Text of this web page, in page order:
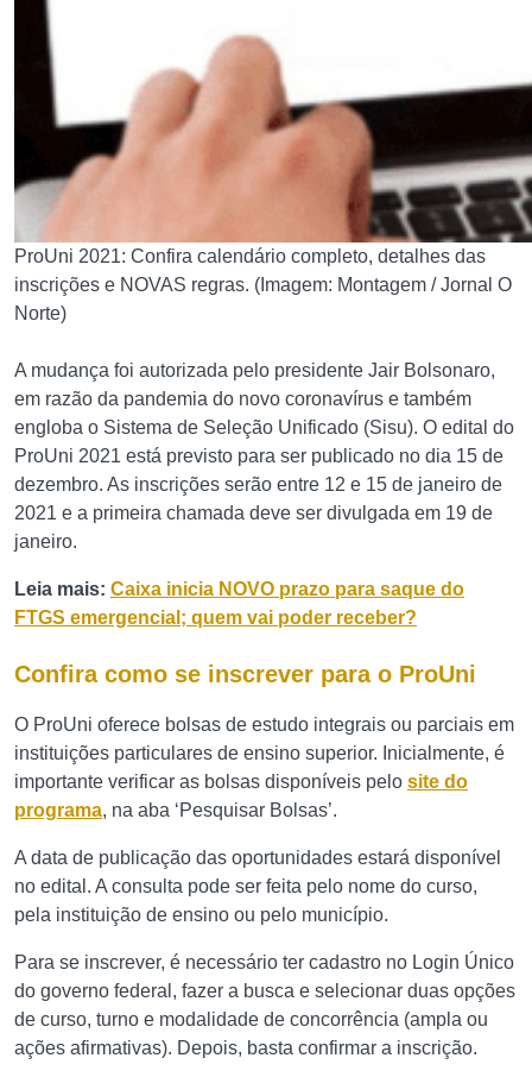
ProUni 2021: Confira calendário completo, detalhes das
inscrições e NOVAS regras. (Imagem: Montagem / Jornal O
Norte)
A mudança foi autorizada pelo presidente Jair Bolsonaro,
em razão da pandemia do novo coronavírus e também
engloba o Sistema de Seleção Unificado (Sisu). O edital do
ProUni 2021 está previsto para ser publicado no dia 15 de
dezembro. As inscrições serão entre 12 e 15 de janeiro de
2021 e a primeira chamada deve ser divulgada em 19 de
janeiro.
Leia mais: Caixa inicia NOVO prazo para saque do
FTGS emergencial; quem vai poder receber?
Confira como se inscrever para o ProUni
O ProUni oferece bolsas de estudo integrais ou parciais em
instituições particulares de ensino superior. Inicialmente, é
importante verificar as bolsas disponíveis pelo site do
programa, na aba ‘Pesquisar Bolsas’.
A data de publicação das oportunidades estará disponível
no edital. A consulta pode ser feita pelo nome do curso,
pela instituição de ensino ou pelo município.
Para se inscrever, é necessário ter cadastro no Login Único
do governo federal, fazer a busca e selecionar duas opções
de curso, turno e modalidade de concorrência (ampla ou
ações afirmativas). Depois, basta confirmar a inscrição.